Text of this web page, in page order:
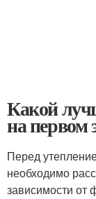
Какой
на первом
Перед
необходимо
зависимости от